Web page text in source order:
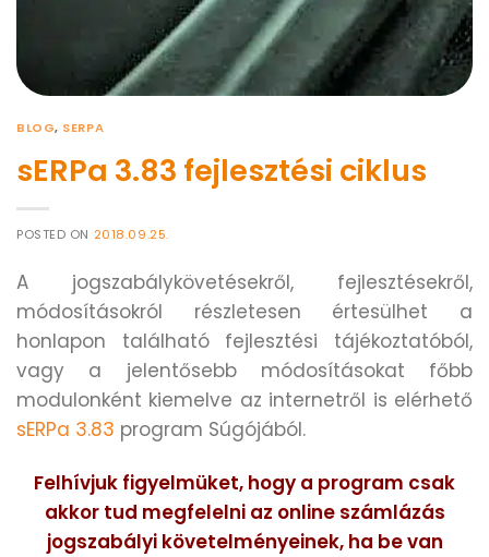
BLOG, SERPA
sERPa 3.83 fejlesztési ciklus
POSTED ON 2018.09.25.
A jogszabálykövetésekről, fejlesztésekről,
módosításokról részletesen értesülhet a
honlapon található fejlesztési tájékoztatóból,
vagy a jelentősebb módosításokat főbb
modulonként kiemelve az internetről is elérhető
sERPa 3.83 program Súgójából.
Felhívjuk figyelmüket, hogy a program csak
akkor tud megfelelni az online számlázás
jogszabályi követelményeinek, ha be van